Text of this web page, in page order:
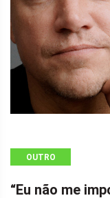
OUTRO
“Eu não me